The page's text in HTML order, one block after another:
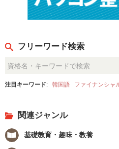
フリーワード検索
注目キーワード: 韓国語 ファイナンシャ
関連ジャンル
基礎教育・趣味・教養